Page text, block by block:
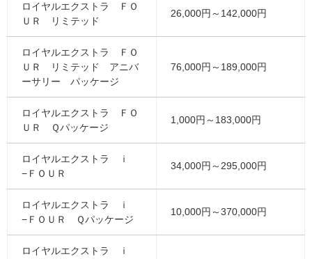
ロイヤルエクストラ ＦＯ
ＵＲ リミテッド
26,000円～142,000円
ロイヤルエクストラ ＦＯ
ＵＲ リミテッド アニバ
ーサリー パッケージ
76,000円～189,000円
ロイヤルエクストラ ＦＯ
ＵＲ Ｑパッケージ
1,000円～183,000円
ロイヤルエクストラ ｉ
−ＦＯＵＲ
34,000円～295,000円
ロイヤルエクストラ ｉ
−ＦＯＵＲ Ｑパッケージ
10,000円～370,000円
ロイヤルエクストラ ｉ